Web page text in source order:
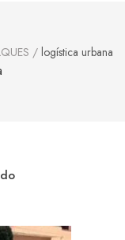
/ logística urbana